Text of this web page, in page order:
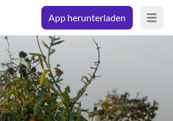
App herunterladen Open